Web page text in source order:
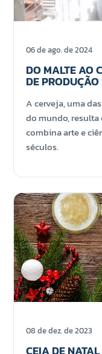
06 de ago. de 2024
DO MALTE AO
DE
A cerveja, uma
do mundo,
combina arte e
séculos.
08 de dez. de 2023
CEIA DE